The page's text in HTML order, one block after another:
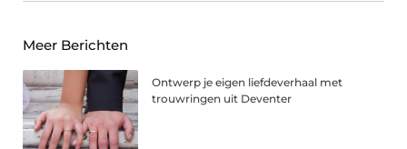
Meer Berichten
Ontwerp je eigen liefdeverhaal met
trouwringen uit Deventer